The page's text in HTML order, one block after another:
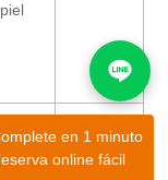
·
Mejora
en 1 minuto
online fácil